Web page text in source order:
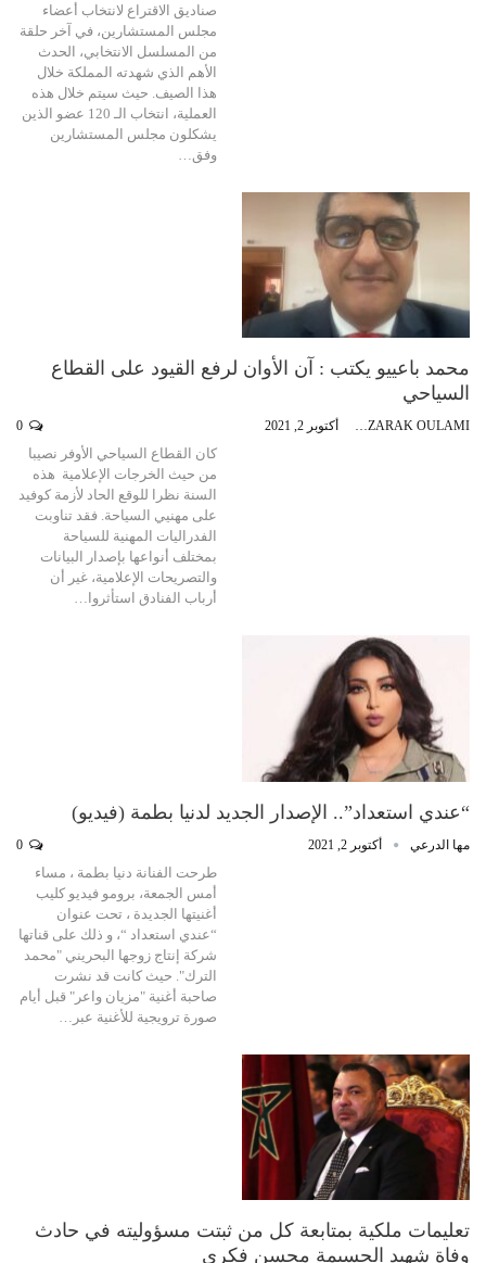
صناديق الاقتراع لانتخاب أعضاء
مجلس المستشارين، في آخر حلقة
من المسلسل الانتخابي، الحدث
الأهم الذي شهدته المملكة خلال
هذا الصيف. حيث سيتم خلال هذه
العملية، انتخاب الـ 120 عضو الذين
يشكلون مجلس المستشارين
وفق…
محمد باعييو يكتب : آن الأوان لرفع القيود على القطاع
السياحي
ABDEZZARAK OULAMI أكتوبر 2, 2021
كان القطاع السياحي الأوفر نصيبا
من حيث الخرجات الإعلامية هذه
السنة نظرا للوقع الحاد لأزمة كوفيد
على مهنيي السياحة. فقد تناوبت
الفدراليات المهنية للسياحة
بمختلف أنواعها بإصدار البيانات
والتصريحات الإعلامية، غير أن
أرباب الفنادق استأثروا…
“عندي استعداد”.. الإصدار الجديد لدنيا بطمة (فيديو)
مها الدرعي أكتوبر 2, 2021
طرحت الفنانة دنيا بطمة ، مساء
أمس الجمعة، برومو فيديو كليب
أغنيتها الجديدة ، تحت عنوان
“عندي استعداد “، و ذلك على قناتها
شركة إنتاج زوجها البحريني "محمد
الترك". حيث كانت قد نشرت
صاحبة أغنية "مزيان واعر" قبل أيام
صورة ترويجية للأغنية عبر…
تعليمات ملكية بمتابعة كل من ثبتت مسؤوليته في حادث
وفاة شهيد الحسيمة محسن فكري